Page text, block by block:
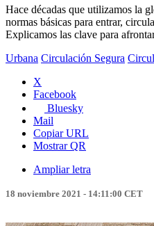
Hace décadas que utilizamos la
normas básicas para entrar,
Explicamos las clave para
Urbana Circulación Segura
X
Facebook
Bluesky
Mail
Copiar URL
Mostrar QR
Ampliar letra
18 noviembre 2021 - 14:11:00 CET